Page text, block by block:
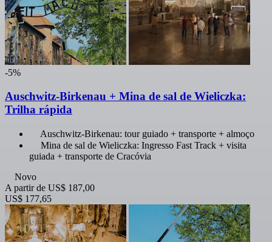
-5%
Auschwitz-Birkenau + Mina de sal de Wieliczka:
Trilha rápida
Auschwitz-Birkenau: tour guiado + transporte + almoço
Mina de sal de Wieliczka: Ingresso Fast Track + visita
guiada + transporte de Cracóvia
Novo
A partir de US$ 187,00
US$ 177,65